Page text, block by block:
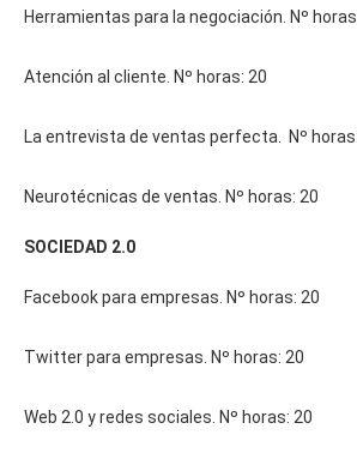
Herramientas para la negociación. Nº
Atención al cliente. Nº horas: 20
La entrevista de ventas perfecta. Nº
Neurotécnicas de ventas. Nº horas: 20
SOCIEDAD 2.0
Facebook para empresas. Nº horas: 20
Twitter para empresas. Nº horas: 20
Web 2.0 y redes sociales. Nº horas: 20